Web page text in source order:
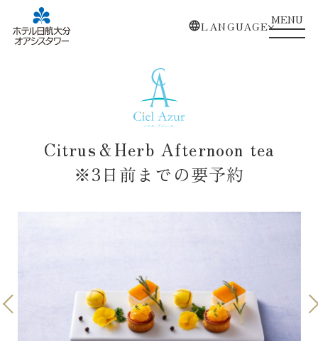
LANGUAGEMENU
Citrus＆Herb Afternoon tea
※3日前までの要予約